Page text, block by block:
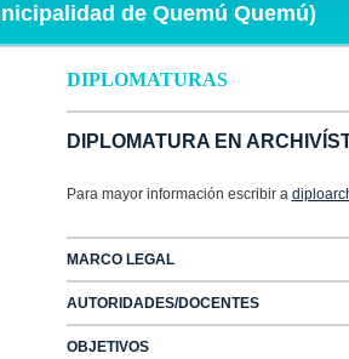
de Quemú Quemú)
DIPLOMATURAS
DIPLOMATURA EN
Para mayor información escribir a
MARCO LEGAL
AUTORIDADES/DOCENTES
OBJETIVOS